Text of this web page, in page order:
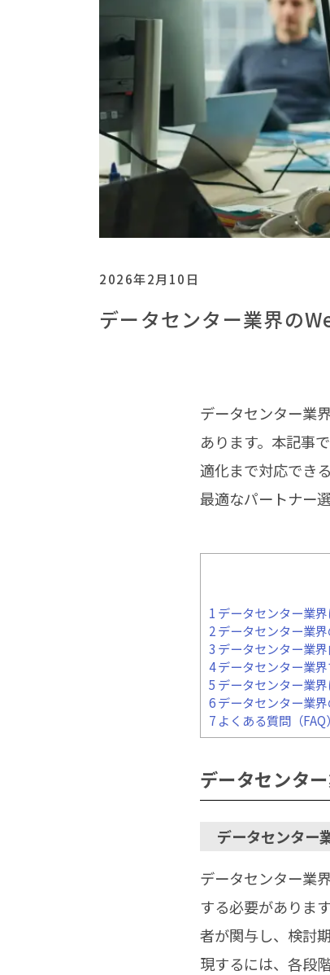
2026年2月10日
データセンター業界の
データセンター業
あります。本記事
適化まで対応でき
最適なパートナー
1 データセンター業
2データセンター業
3 データセンター業
4データセンター業
5 データセンター業
6データセンター業
7よくある質問（FAQ）
データセンタ
データセンター
データセンター業
する必要がありま
者が関与し、検討
現するには、各段